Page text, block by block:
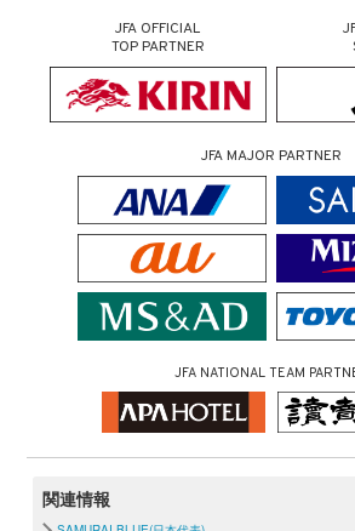
JFA OFFICIAL
TOP PARTNER
JFA MAJOR PARTNER
JFA NATIONAL TEAM
関連情報